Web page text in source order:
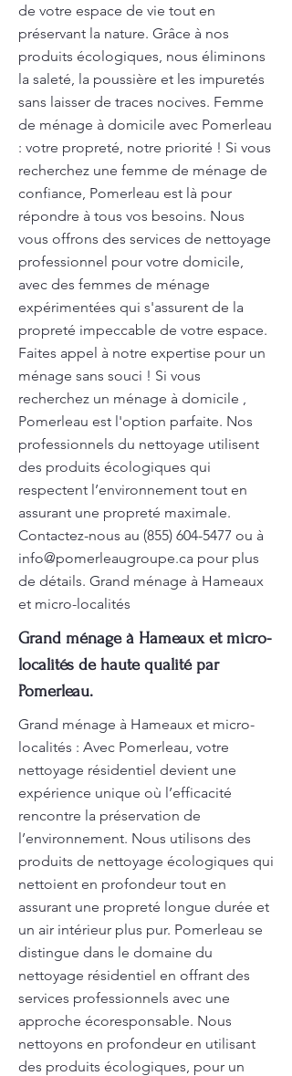
de votre espace de vie tout en
préservant la nature. Grâce à nos
produits écologiques, nous éliminons
la saleté, la poussière et les impuretés
sans laisser de traces nocives. Femme
de ménage à domicile avec Pomerleau
: votre propreté, notre priorité ! Si vous
recherchez une femme de ménage de
confiance, Pomerleau est là pour
répondre à tous vos besoins. Nous
vous offrons des services de nettoyage
professionnel pour votre domicile,
avec des femmes de ménage
expérimentées qui s'assurent de la
propreté impeccable de votre espace.
Faites appel à notre expertise pour un
ménage sans souci ! Si vous
recherchez un ménage à domicile ,
Pomerleau est l'option parfaite. Nos
professionnels du nettoyage utilisent
des produits écologiques qui
respectent l’environnement tout en
assurant une propreté maximale.
Contactez-nous au (855) 604-5477 ou à
info@pomerleaugroupe.ca pour plus
de détails. Grand ménage à Hameaux
et micro-localités
Grand ménage à Hameaux et micro-
localités de haute qualité par
Pomerleau.
Grand ménage à Hameaux et micro-
localités : Avec Pomerleau, votre
nettoyage résidentiel devient une
expérience unique où l’efficacité
rencontre la préservation de
l’environnement. Nous utilisons des
produits de nettoyage écologiques qui
nettoient en profondeur tout en
assurant une propreté longue durée et
un air intérieur plus pur. Pomerleau se
distingue dans le domaine du
nettoyage résidentiel en offrant des
services professionnels avec une
approche écoresponsable. Nous
nettoyons en profondeur en utilisant
des produits écologiques, pour un